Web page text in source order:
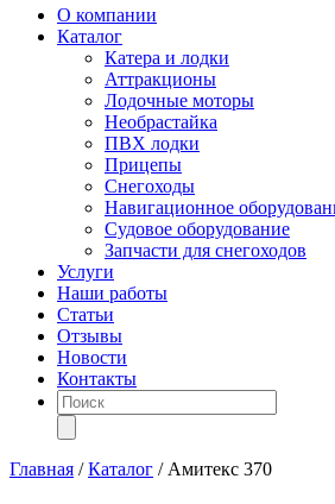
О компании
Каталог
Катера и лодки
Аттракционы
Лодочные моторы
Необрастайка
ПВХ лодки
Прицепы
Снегоходы
Навигационное
Судовое оборудование
Запчасти для снегоходов
Услуги
Наши работы
Статьи
Отзывы
Новости
Контакты
Поиск
товаров
Главная /Каталог / Амитекс 370